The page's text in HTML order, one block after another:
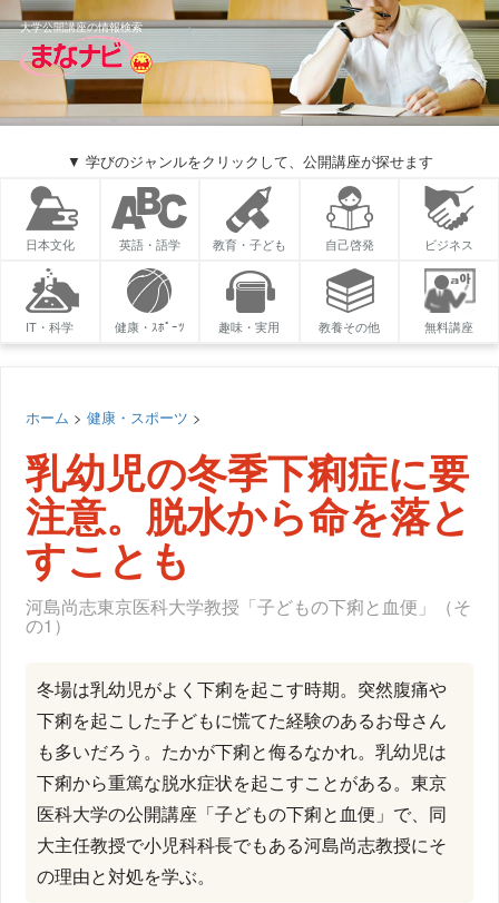
大学公開講座の情報検索
▼ 学びのジャンルをクリックして、公開講座が探せます
日本文化 英語・語学 教育・子ども 自己啓発 ビジネス
IT・科学 健康・ｽﾎﾟｰﾂ 趣味・実用 教養その他 無料講座
ホーム >健康・スポーツ >
乳幼児の冬季下痢症に要
注意。脱水から命を落と
すことも
河島尚志東京医科大学教授「子どもの下痢と血便」（そ
の1）
冬場は乳幼児がよく下痢を起こす時期。突然腹痛や
下痢を起こした子どもに慌てた経験のあるお母さん
も多いだろう。たかが下痢と侮るなかれ。乳幼児は
下痢から重篤な脱水症状を起こすことがある。東京
医科大学の公開講座「子どもの下痢と血便」で、同
大主任教授で小児科科長でもある河島尚志教授にそ
の理由と対処を学ぶ。